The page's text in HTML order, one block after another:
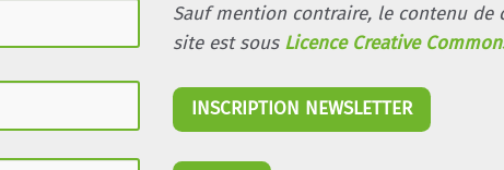
Sauf mention contraire, le contenu de
site est sous Licence Creative
INSCRIPTION NEWSLETTER